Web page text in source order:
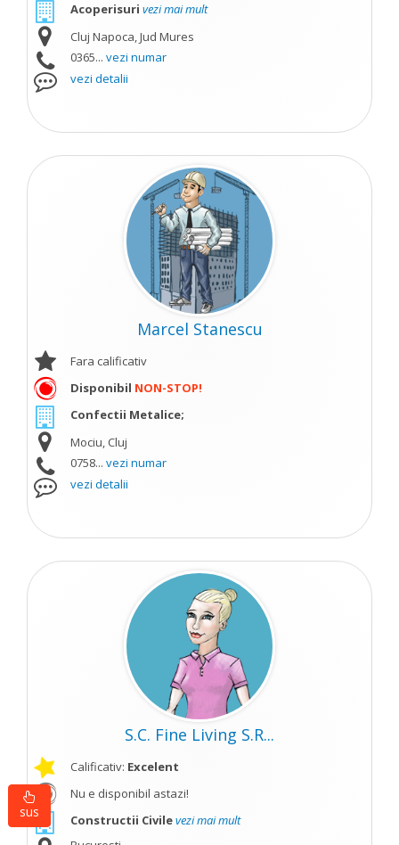
Acoperisuri vezi mai mult
Cluj Napoca, Jud Mures
0365... vezi numar
vezi detalii
Marcel Stanescu
Fara calificativ
Disponibil NON-STOP!
Confectii Metalice;
Mociu, Cluj
0758... vezi numar
vezi detalii
S.C. Fine Living S.R...
Calificativ: Excelent
Nu e disponibil astazi!
Constructii Civilevezi mai mult
sus